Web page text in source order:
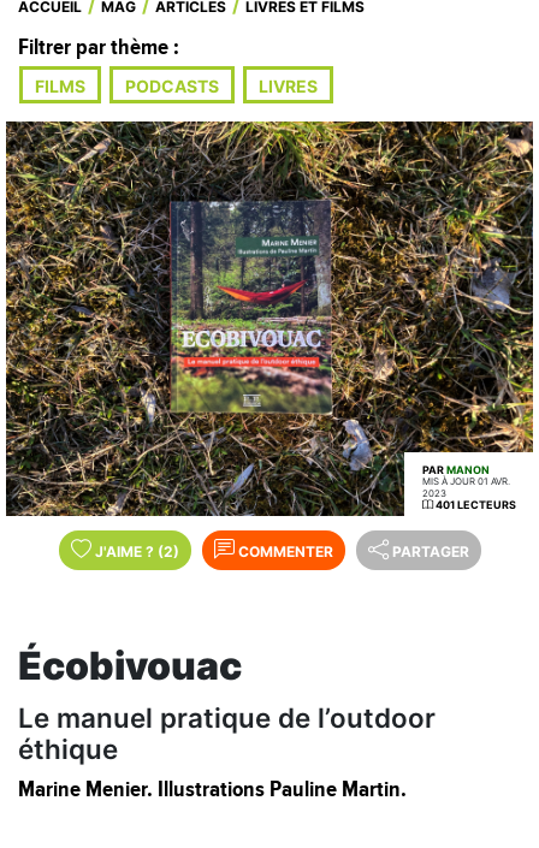
ACCUEIL MAG ARTICLES LIVRES ET FILMS
Filtrer par thème :
FILMS PODCASTS LIVRES
PARMANON
MIS À JOUR 01 AVR.
2023
401 LECTEURS
J'AIME ? (2) COMMENTER PARTAGER
Écobivouac
Le manuel pratique de l’outdoor
éthique
Marine Menier. Illustrations Pauline Martin.